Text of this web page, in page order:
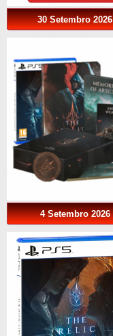
30 Setembro 2026
4 Setembro 2026